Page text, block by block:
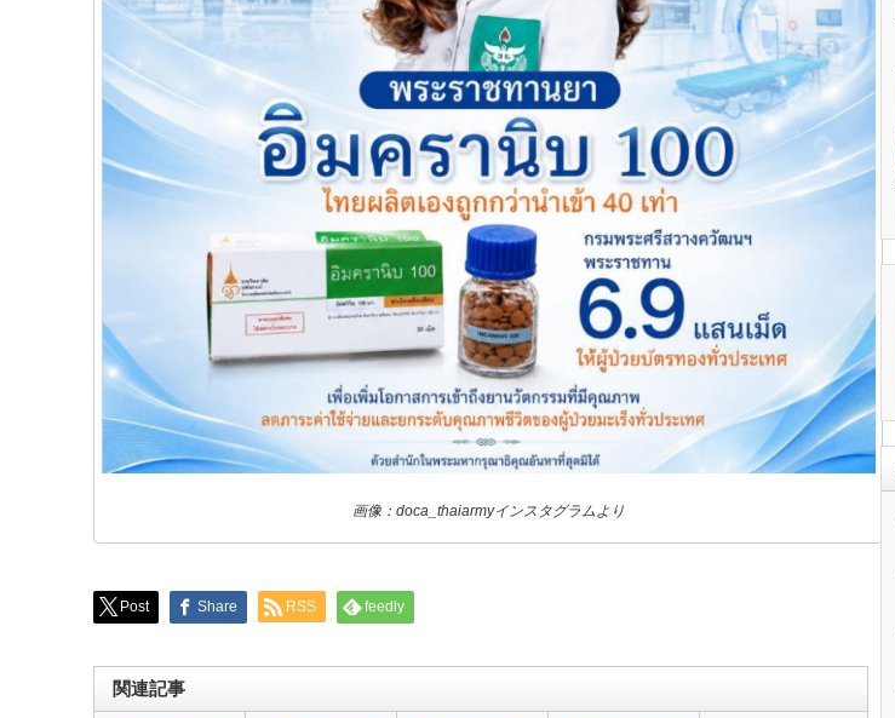
画像：doca_thaiarmyインスタグラムより
Post Share RSS feedly
関連記事